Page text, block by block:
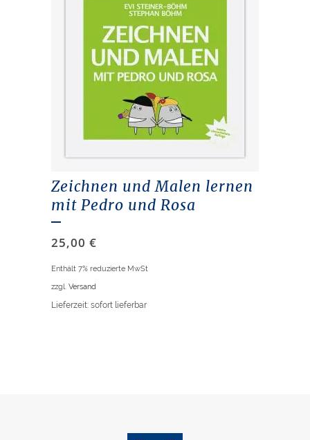
Zeichnen und Malen lernen
mit Pedro und Rosa
25,00 €
Enthält 7% reduzierte MwSt
zzgl. Versand
Lieferzeit: sofort lieferbar